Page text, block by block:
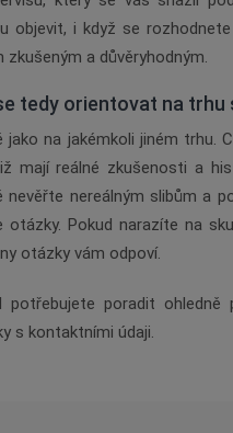
objevit, i když se
zkušeným a důvěryhodným.
tedy orientovat na
jako na jakémkoli jiném trhu.
mají reálné zkušenosti a
nevěřte nereálným slibům a
otázky. Pokud narazíte na
otázky vám odpoví.
potřebujete poradit
s kontaktními údaji.